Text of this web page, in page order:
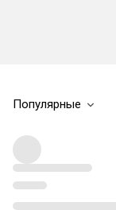
Популярные